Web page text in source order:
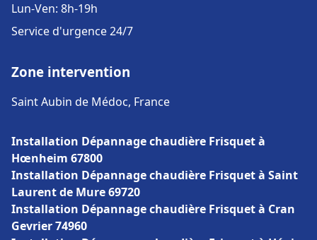
Lun-Ven: 8h-19h
Service d'urgence 24/7
Zone intervention
Saint Aubin de Médoc, France
Installation Dépannage chaudière Frisquet à
Hœnheim 67800
Installation Dépannage chaudière Frisquet à Saint
Laurent de Mure 69720
Installation Dépannage chaudière Frisquet à Cran
Gevrier 74960